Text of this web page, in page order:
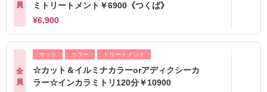
員
ミトリートメント￥6900《つくば》
¥6,900
全
員
カット カラー トリートメント
☆カット＆イルミナカラーorアディクシーカ
ラー☆インカラミトリ120分￥10900